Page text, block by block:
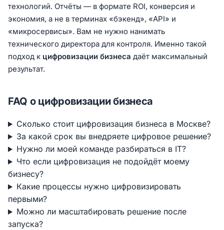
технологий. Отчёты — в формате ROI, конверсия и
экономия, а не в терминах «бэкенд», «API» и
«микросервисы». Вам не нужно нанимать
технического директора для контроля. Именно такой
подход к цифровизации бизнеса даёт максимальный
результат.
FAQ о цифровизации бизнеса
Сколько стоит цифровизация бизнеса в Москве?
За какой срок вы внедряете цифровое решение?
Нужно ли моей команде разбираться в IT?
Что если цифровизация не подойдёт моему
бизнесу?
Какие процессы нужно цифровизировать
первыми?
Можно ли масштабировать решение после
запуска?